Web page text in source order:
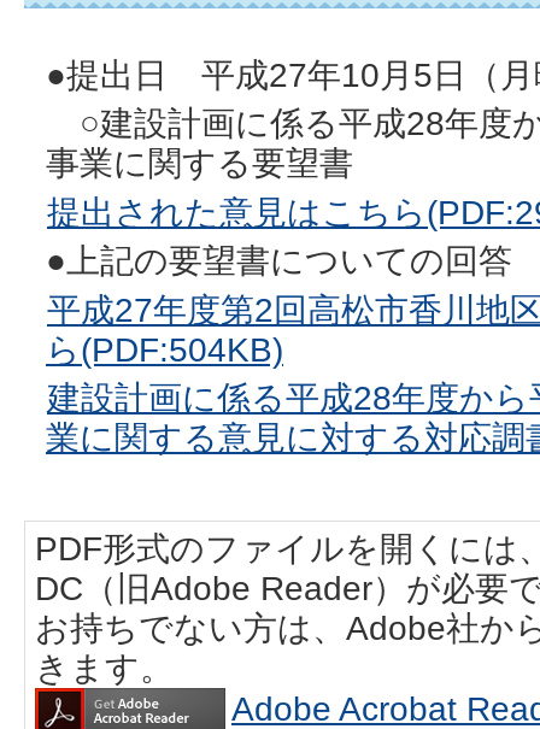
●提出日 平成27年10月5日（月
○建設計画に係る平成28年度
事業に関する要望書
提出された意見はこちら
●上記の要望書についての回答
平成27年度第2回高松市香川地
ら(PDF:504KB)
建設計画に係る平成28年度か
業に関する意見に対する対応
PDF形式のファイルを開くには
DC（旧Adobe Reader）が必要
お持ちでない方は、Adobe社か
きます。
Adobe Acrobat